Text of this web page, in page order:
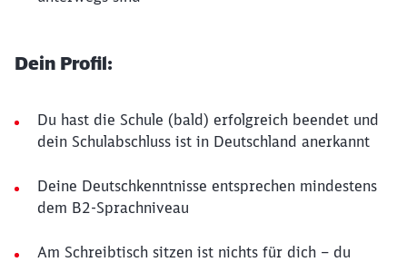
Dein Profil:
Du hast die Schule (bald) erfolgreich beendet und
dein Schulabschluss ist in Deutschland anerkannt
Deine Deutschkenntnisse entsprechen mindestens
dem B2-Sprachniveau
Am Schreibtisch sitzen ist nichts für dich – du